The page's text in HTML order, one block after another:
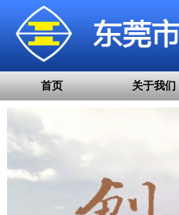
首页 关于我们